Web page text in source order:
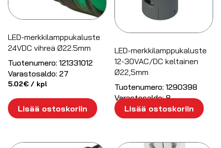
LED-merkkilamppukaluste
24VDC vihreä Ø22.5mm
Tuotenumero: 121331012
Varastosaldo: 27
5.02€ / kpl
Lisää ostoskoriin
LED-merkkilamppukaluste
12-30VAC/DC keltainen
Ø22,5mm
Tuotenumero: 1290398
Varastosaldo:8
13.93€/ kpl
Lisää ostoskoriin